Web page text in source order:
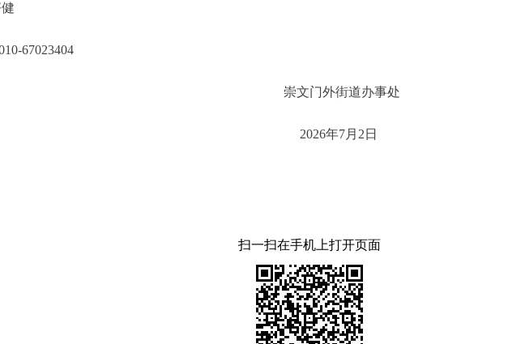
67023404
门外街道办事处
年7月2日
扫一扫在手机上打开页面